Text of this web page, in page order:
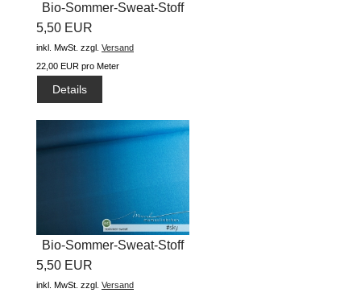
Bio-Sommer-Sweat-Stoff
"basic...
5,50 EUR
inkl. MwSt. zzgl. Versand
22,00 EUR pro Meter
Details
Bio-Sommer-Sweat-Stoff
"basic...
5,50 EUR
inkl. MwSt. zzgl. Versand